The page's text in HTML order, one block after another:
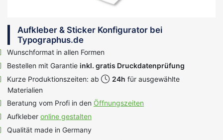
Aufkleber & Sticker Konfigurator bei
Typographus.de
Wunschformat in allen Formen
Bestellen mit Garantie inkl. gratis Druckdatenprüfung
Kurze Produktionszeiten: ab
24h für ausgewählte
Materialien
Beratung vom Profi in den Öffnungszeiten
Aufkleber online gestalten
Qualität made in Germany